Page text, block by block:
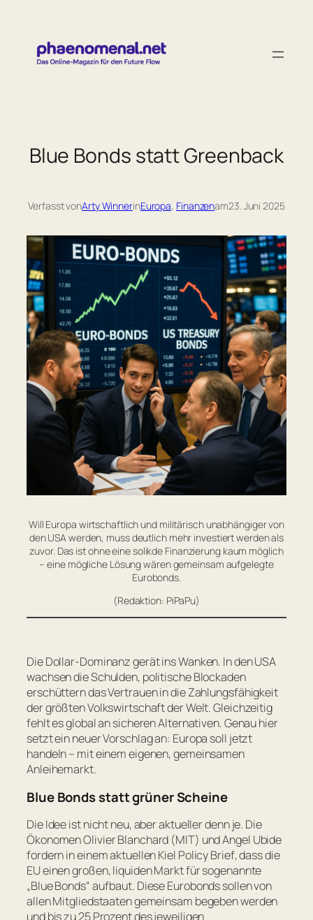
springen
Blue Bonds statt Greenback
Verfasst vonArty WinnerinEuropa, Finanzenam23. Juni 2025
Will Europa wirtschaftlich und militärisch unabhängiger von
den USA werden, muss deutlich mehr investiert werden als
zuvor. Das ist ohne eine solikde Finanzierung kaum möglich
– eine mögliche Lösung wären gemeinsam aufgelegte
Eurobonds.
(Redaktion: PiPaPu)
Die Dollar-Dominanz gerät ins Wanken. In den USA
wachsen die Schulden, politische Blockaden
erschüttern das Vertrauen in die Zahlungsfähigkeit
der größten Volkswirtschaft der Welt. Gleichzeitig
fehlt es global an sicheren Alternativen. Genau hier
setzt ein neuer Vorschlag an: Europa soll jetzt
handeln – mit einem eigenen, gemeinsamen
Anleihemarkt.
Blue Bonds statt grüner Scheine
Die Idee ist nicht neu, aber aktueller denn je. Die
Ökonomen Olivier Blanchard (MIT) und Angel Ubide
fordern in einem aktuellenKiel Policy Brief, dass die
EU einen großen, liquiden Markt für sogenannte
„Blue Bonds“ aufbaut. Diese Eurobonds sollen von
allen Mitgliedstaaten gemeinsam begeben werden
und bis zu 25 Prozent des jeweiligen